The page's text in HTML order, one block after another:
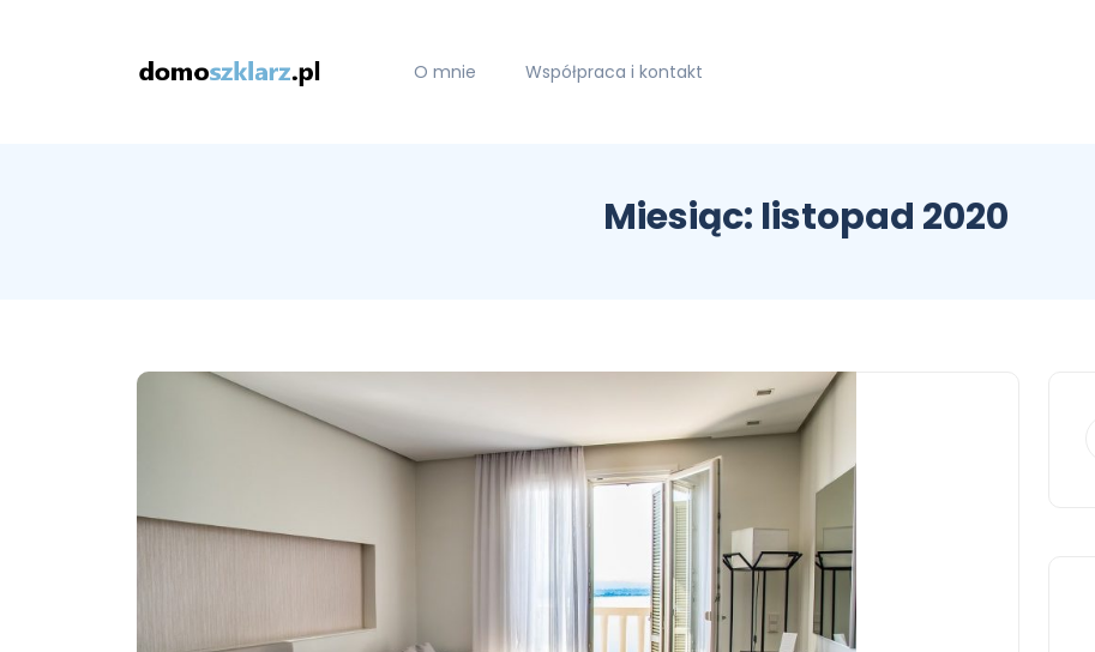
O mnie Współpraca i kontakt
Miesiąc: listopad 2020